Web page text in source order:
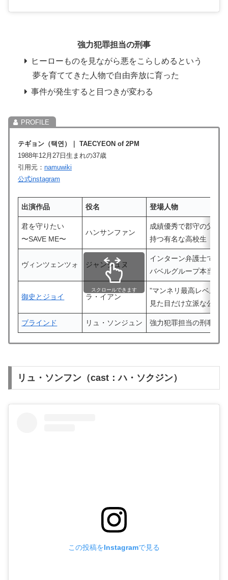
強力犯罪担当の刑事
ヒーローものを見ながら悪をこらしめるという
夢を育ててきた人物で自由奔放に育った
事件が発生すると目つきが変わる
テギョン（택연 ） TAECYEON of 2PM
1988年12月27日生まれの37歳
引用元： namuwiki
公式instagram
出演作品 役名 登場人物
君を守りたい
〜SAVE ME〜
ハンサンファン
成績優秀で郡守の父を
持つ有名な高校生
ヴィンツェンツォ ジャンジュヌ
インターン弁護士で
バベルグループ本当の
御史とジョイ ラ・イアン
”マンネリ最高レベル”の
見た目だけ立派な公務員
ブラインド リュ・ソンジュン 強力犯罪担当の刑事
スクロールできます
リュ・ソンフン（cast：ハ・ソクジン）
この投稿をInstagramで見る